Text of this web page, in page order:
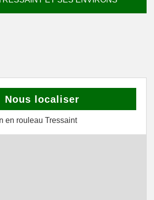
Nous localiser
en rouleau Tressaint